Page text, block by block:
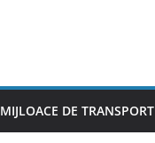
MIJLOACE DE TRANSPORT